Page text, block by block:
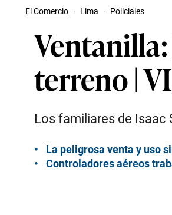
El Comercio · Lima · Policiales
terreno |
Los familiares de Isaac
La peligrosa venta y uso
Controladores aéreos